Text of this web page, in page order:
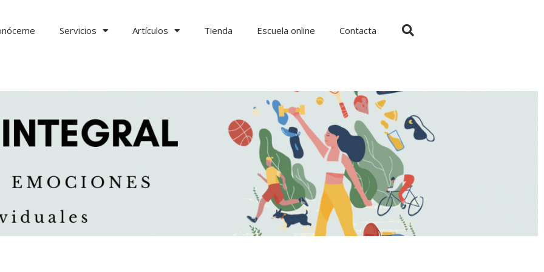
Servicios Artículos Tienda Escuela online Contacta